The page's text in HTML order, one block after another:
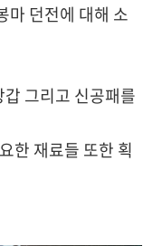
마 던전에 대해 소
그리고 신공패를
한 재료들 또한 획